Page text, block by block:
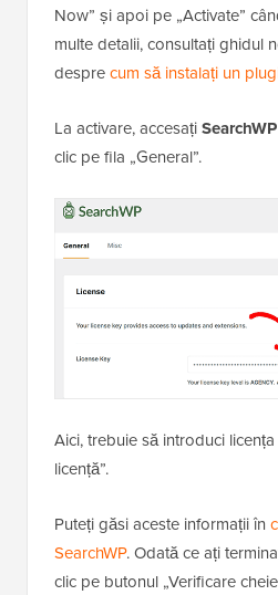
Now” și apoi pe „Activate”
multe detalii, consultați ghidul
desprecum să instalați un
La activare, accesați
clic pe fila „General”.
Aici, trebuie să introduci
licență”.
Puteți găsi aceste informații în
SearchWP. Odată ce ați
clic pe butonul „Verificare